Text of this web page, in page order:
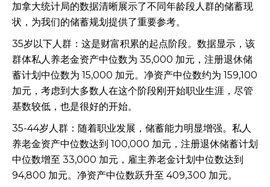
加拿大统计局的数据清晰展示了不同年龄段人群的储蓄现
状，为我们的储蓄规划提供了重要参考。
35岁以下人群：这是财富积累的起点阶段。数据显示，该
群体私人养老金资产中位数为 35,000 加元，注册退休储
蓄计划中位数为 15,000 加元。净资产中位数约为 159,100
加元，考虑到大多数人在这个阶段刚开始职业生涯，尽管
基数较低，也是很好的开始。
35-44岁人群：随着职业发展，储蓄能力明显增强。私人
养老金资产中位数达到 100,000 加元，注册退休储蓄计划
中位数增至 33,000 加元，雇主养老金计划中位数达到
94,800 加元。净资产中位数跃升至 409,300 加元。